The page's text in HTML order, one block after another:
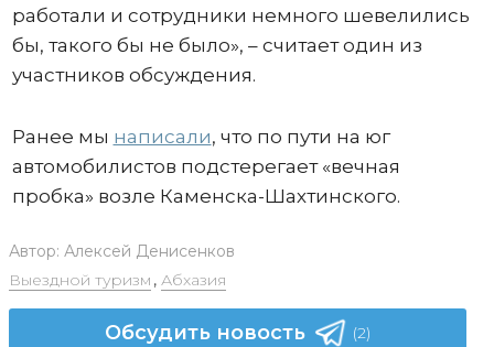
работали и сотрудники немного шевелились
бы, такого бы не было», – считает один из
участников обсуждения.
Ранее мы написали, что по пути на юг
автомобилистов подстерегает «вечная
пробка» возле Каменска-Шахтинского.
Автор: Алексей Денисенков
Выездной туризм , Абхазия
Обсудить новость (2)